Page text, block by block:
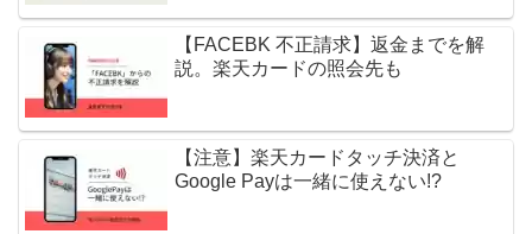
【FACEBK 不正請求】返金までを解
説。楽天カードの照会先も
【注意】楽天カードタッチ決済と
Google Payは一緒に使えない!?